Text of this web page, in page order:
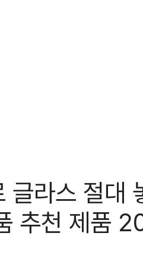
글라스 절대
추천 제품